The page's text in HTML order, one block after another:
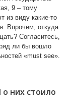
9 – тому
из виду какие-то
Впрочем, откуда
Согласитесь,
ли бы вошло
«must see».
них стоило